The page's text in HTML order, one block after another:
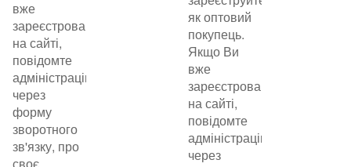
вже
зареєстровані
на сайті,
повідомте
адміністрацію
через
форму
зворотного
зв'язку, про
як оптовий
покупець.
Якщо Ви
вже
зареєстровані
на сайті,
повідомте
адміністрацію
через